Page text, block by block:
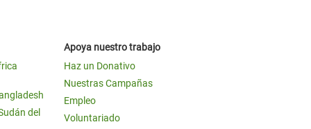
del
Apoya nuestro trabajo
Haz un Donativo
Nuestras Campañas
Empleo
Voluntariado